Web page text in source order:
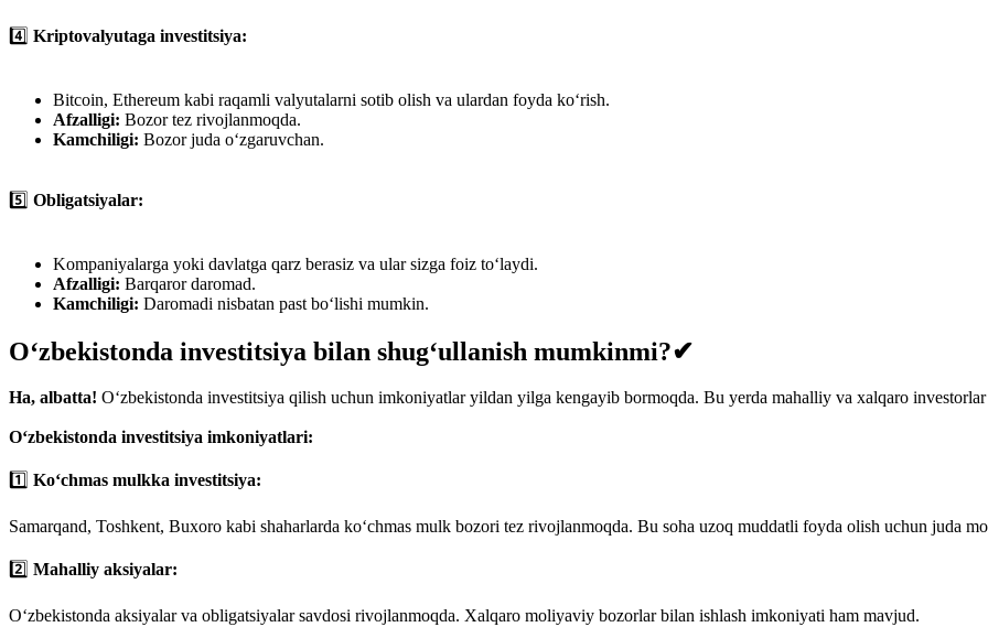
4️⃣ Kriptovalyutaga investitsiya:
Bitcoin, Ethereum kabi raqamli valyutalarni sotib olish va ulardan foyda ko‘rish.
Afzalligi: Bozor tez rivojlanmoqda.
Kamchiligi: Bozor juda o‘zgaruvchan.
5️⃣ Obligatsiyalar:
Kompaniyalarga yoki davlatga qarz berasiz va ular sizga foiz to‘laydi.
Afzalligi: Barqaror daromad.
Kamchiligi: Daromadi nisbatan past bo‘lishi mumkin.
O‘zbekistonda investitsiya bilan shug‘ullanish mumkinmi?✔
Ha, albatta! O‘zbekistonda investitsiya qilish uchun imkoniyatlar yildan yilga kengayib bormoqda. Bu yerda mahalliy va xalqaro
O‘zbekistonda investitsiya imkoniyatlari:
1️⃣ Ko‘chmas mulkka investitsiya:
Samarqand, Toshkent, Buxoro kabi shaharlarda ko‘chmas mulk bozori tez rivojlanmoqda. Bu soha uzoq muddatli foyda olish uchun juda
2️⃣ Mahalliy aksiyalar:
O‘zbekistonda aksiyalar va obligatsiyalar savdosi rivojlanmoqda. Xalqaro moliyaviy bozorlar bilan ishlash imkoniyati ham mavjud.